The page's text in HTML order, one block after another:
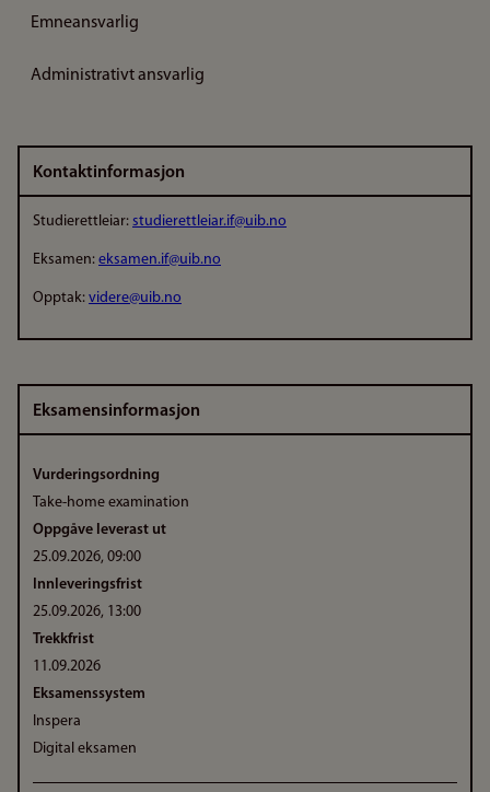
Emneansvarlig
Administrativt ansvarlig
Kontaktinformasjon
Studierettleiar: studierettleiar.if@uib.no
Eksamen: eksamen.if@uib.no
Opptak: videre@uib.no
Eksamensinformasjon
Vurderingsordning
Take-home examination
Oppgåve leverast ut
25.09.2026, 09:00
Innleveringsfrist
25.09.2026, 13:00
Trekkfrist
11.09.2026
Eksamenssystem
Inspera
Digital eksamen